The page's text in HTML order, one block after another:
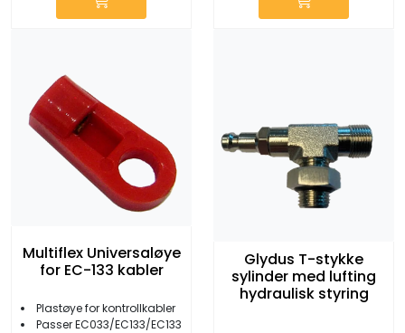
Multiflex Universaløye
for EC-133 kabler
Plastøye for kontrollkabler
Passer EC033/EC133/EC133
Glydus T-stykke
sylinder med lufting
hydraulisk styring